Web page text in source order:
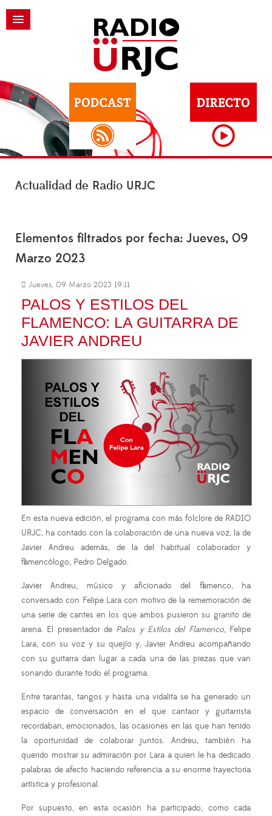
Actualidad de Radio URJC
Elementos filtrados por fecha: Jueves, 09
Marzo 2023
Jueves, 09 Marzo 2023 19:11
PALOS Y ESTILOS DEL
FLAMENCO: LA GUITARRA DE
JAVIER ANDREU
En esta nueva edición, el programa con más folclore de RADIO
URJC, ha contado con la colaboración de una nueva voz, la de
Javier Andreu además, de la del habitual colaborador y
flamencólogo, Pedro Delgado.
Javier Andreu, músico y aficionado del flamenco, ha
conversado con Felipe Lara con motivo de la rememoración de
una serie de cantes en los que ambos pusieron su granito de
arena. El presentador de Palos y Estilos del Flamenco, Felipe
Lara, con su voz y su quejío y, Javier Andreu acompañando
con su guitarra dan lugar a cada una de las piezas que van
sonando durante todo el programa.
Entre tarantas, tangos y hasta una vidalita se ha generado un
espacio de conversación en el que cantaor y guitarrista
recordaban, emocionados, las ocasiones en las que han tenido
la oportunidad de colaborar juntos. Andreu, también ha
querido mostrar su admiración por Lara a quien le ha dedicado
palabras de afecto haciendo referencia a su enorme trayectoria
artística y profesional.
Por supuesto, en esta ocasión ha participado, como cada